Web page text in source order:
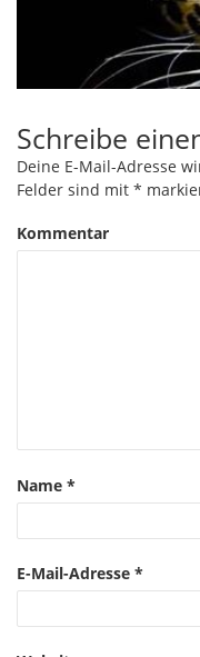
Schreibe
Deine E-Mail-Adresse
Felder sind mit *
Kommentar
Name *
E-Mail-Adresse *